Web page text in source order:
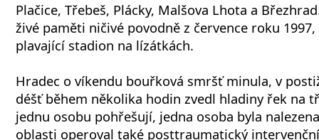
Plačice, Třebeš, Plácky, Malšova Lhota a
živé paměti ničivé povodně z července roku
plavající stadion na lízátkách.
Hradec o víkendu bouřková smršť minula, v
déšť během několika hodin zvedl hladiny řek na
jednu osobu pohřešují, jedna osoba byla
oblasti operoval také posttraumatický